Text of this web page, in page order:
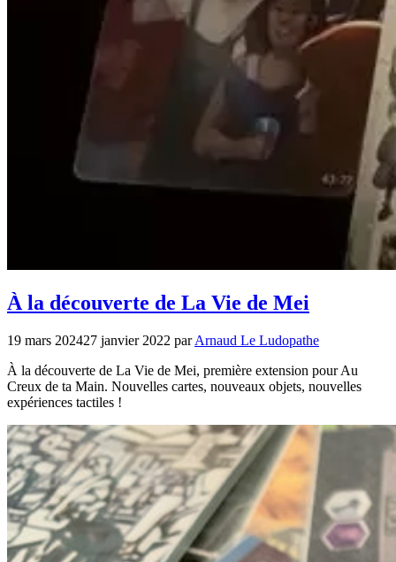
À la découverte de La Vie de Mei
19 mars 202427 janvier 2022 parArnaud Le Ludopathe
À la découverte de La Vie de Mei, première extension pour Au
Creux de ta Main. Nouvelles cartes, nouveaux objets, nouvelles
expériences tactiles !